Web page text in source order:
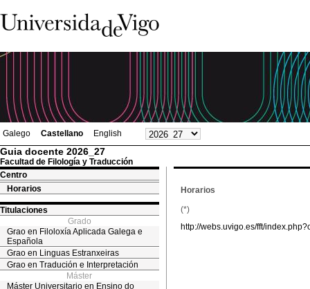
Galego Castellano English
Guia docente 2026_27
Facultad de Filología y Traducción
Centro
Horarios
Titulaciones
Grado
Grao en Filoloxía Aplicada Galega e
Española
Grao en Linguas Estranxeiras
Grao en Tradución e Interpretación
Máster
Máster Universitario en Ensino do
Horarios
(*)
http://webs.uvigo.es/fft/